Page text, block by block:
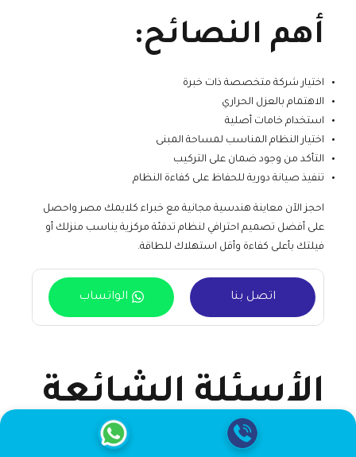
أهم النصائح:
اختيار شركة متخصصة ذات خبرة
الاهتمام بالعزل الحراري
استخدام خامات أصلية
اختيار النظام المناسب لمساحة المبنى
التأكد من وجود ضمان على التركيب
تنفيذ صيانة دورية للحفاظ على كفاءة النظام
احجز الآن معاينة هندسية مجانية مع خبراء كلايمك مصر واحصل
على أفضل تصميم احترافي لنظام تدفئة مركزية يناسب منزلك أو
فيلتك بأعلى كفاءة وأقل استهلاك للطاقة.
اتصل بنا الواتساب
الأسئلة الشائعة
حول تركيب تدفئة